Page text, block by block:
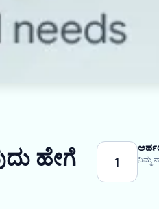
ಹೇಗೆ 1 ನಿಮ್ಮ